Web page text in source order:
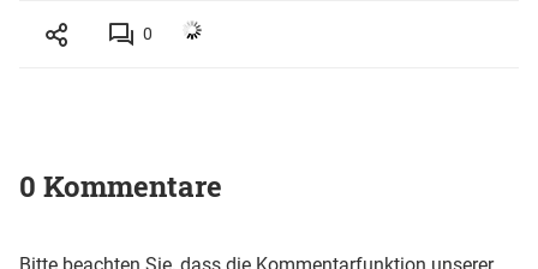
0
0 Kommentare